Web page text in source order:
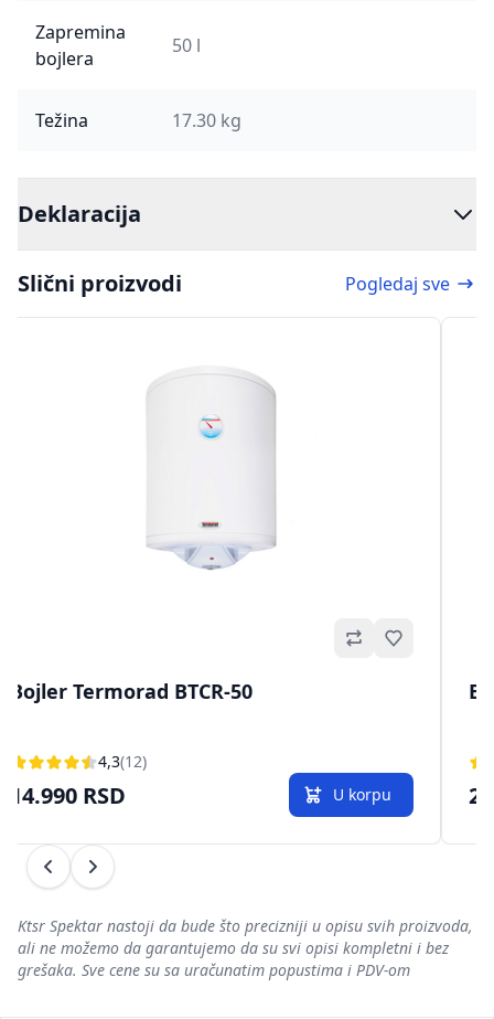
Zapremina
bojlera
50 l
Težina 17.30 kg
Deklaracija
Slični proizvodi Pogledaj sve
Omiljeno
Bojler Termorad BTCR-50
4,3(12)
14.990 RSD U korpu
Prethodni
Sledeći
Ktsr Spektar nastoji da bude što precizniji u opisu svih proizvoda,
ali ne možemo da garantujemo da su svi opisi kompletni i bez
grešaka. Sve cene su sa uračunatim popustima i PDV-om